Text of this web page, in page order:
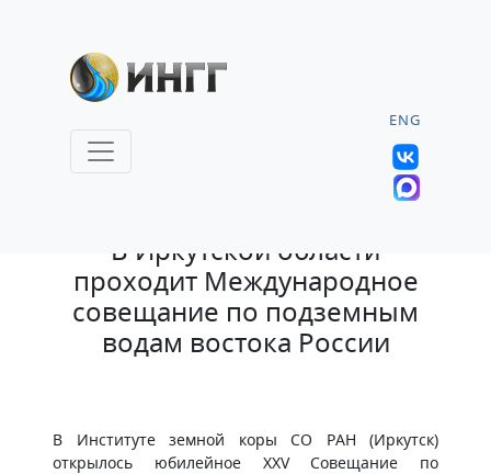
ENG
В Иркутской области
проходит Международное
совещание по подземным
водам востока России
В Институте земной коры СО РАН (Иркутск)
открылось юбилейное XXV Совещание по